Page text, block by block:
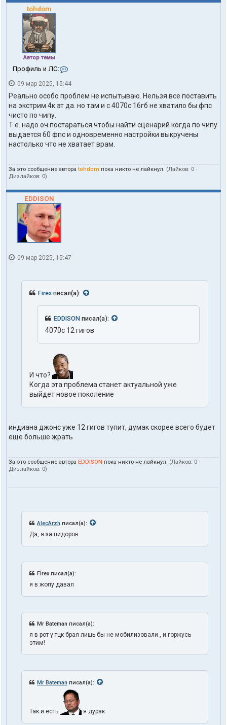
tohdom
Автор темы
Профиль и ЛС:
н
т
а
к
ы
п
о
з
о
а
d
09 мар 2025, 15:44
Реально особо проблем не испытываю. Нельзя все поставить
на экстрим 4к эт да. но там и с 4070с 16гб не хватило бы фпс
чисто по чипу.
Т.е. надо оч постараться чтобы найти сценарий когда по чипу
выдается 60 фпс и одновременно настройки выкручены
настолько что не хватает врам.
За это сообщение автораtohdom пока никто не лайкнул. (Лайков: 0 ·
Дизлайков: 0)
EDDISON
09 мар 2025, 15:47
Firex писал(а):
EDDISON писал(а):
4070c 12 гигов
И что?
Когда эта проблема станет актуальной уже
выйдет новое поколение
индиана джонс уже 12 гигов тупит, думак скорее всего будет
еще больше жрать
За это сообщение автора EDDISON пока никто не лайкнул. (Лайков: 0 ·
Дизлайков: 0)
AlecArzh писал(а):
Да, я за пидоров
Firex писал(а):
я в жопу давал
Mr Bateman писал(а):
я в рот у тцк брал лишь бы не мобилизовали , и горжусь
этим!
Mr Bateman писал(а):
Так и есть я дурак